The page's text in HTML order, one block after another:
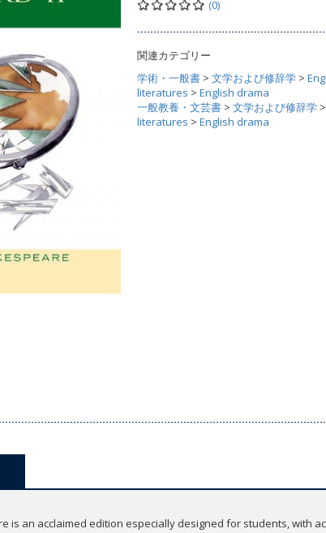
(0)
関連カテゴリー
学術・一般書 > 文学および修辞学 >
literatures > English drama
一般教養・文芸書 > 文学および修辞学 >
literatures > English drama
is an acclaimed edition especially designed for students, with